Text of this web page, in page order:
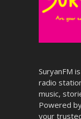
SuryanFM
radio
music,
Powered
your